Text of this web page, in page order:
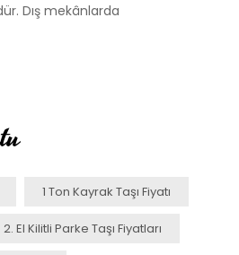
Dış mekânlarda
1 Ton Kayrak Taşı Fiyatı
2. El Kilitli Parke Taşı Fiyatları